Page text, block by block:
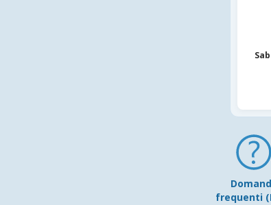
frequenti